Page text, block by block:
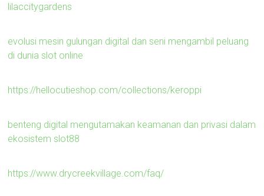
lilaccitygardens
evolusi mesin gulungan digital dan seni mengambil peluang
di dunia slot online
https://hellocutieshop.com/collections/keroppi
benteng digital mengutamakan keamanan dan privasi dalam
ekosistem slot88
https://www.drycreekvillage.com/faq/